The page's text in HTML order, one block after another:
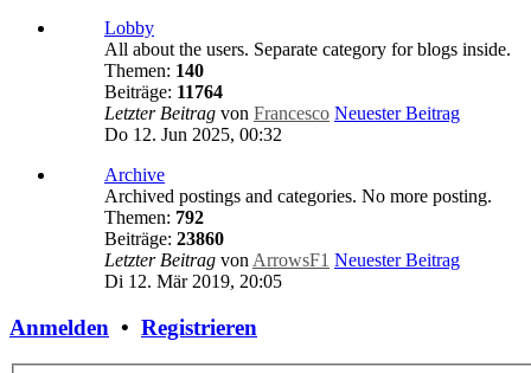
Lobby
All about the users. Separate category for blogs inside.
Themen: 140
Beiträge: 11764
Letzter Beitrag von Francesco Neuester Beitrag
Do 12. Jun 2025, 00:32
Archive
Archived postings and categories. No more posting.
Themen: 792
Beiträge: 23860
Letzter Beitrag vonArrowsF1 Neuester Beitrag
Di 12. Mär 2019, 20:05
Anmelden • Registrieren